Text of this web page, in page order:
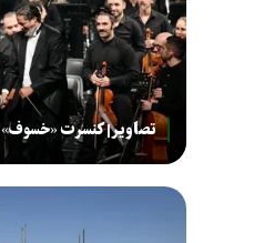
تصاویر| کنسرت «خسوف»